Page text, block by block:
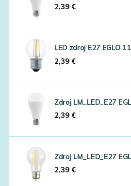
2,39 €
LED zdroj E27 EGLO
2,39 €
Zdroj LM_LED_E27
2,39 €
Zdroj LM_LED_E27
2,39 €